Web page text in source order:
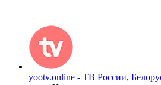
yootv.online - ТВ России,